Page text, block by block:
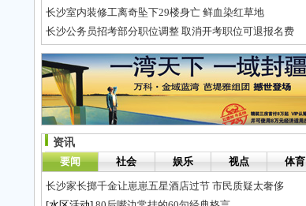
长沙室内装修工离奇坠下29楼身亡 鲜血染红草地
长沙公务员招考部分职位调整 取消开考职位可退报名费
资讯
要闻
社会 娱乐 视点 体育
长沙家长掷千金让崽崽五星酒店过节 市民质疑太奢侈